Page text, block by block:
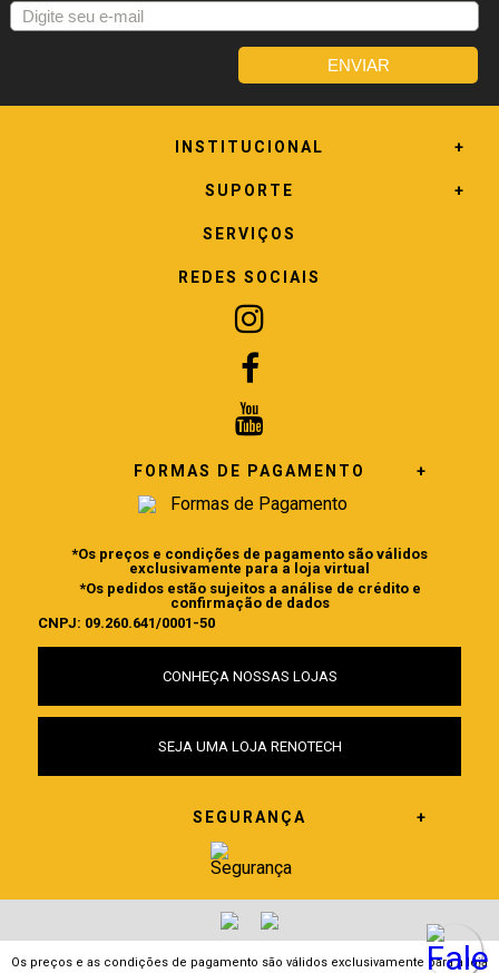
INSTITUCIONAL
SUPORTE
SERVIÇOS
REDES SOCIAIS
FORMAS DE PAGAMENTO
*Os preços e condições de pagamento são válidos
exclusivamente para a loja virtual
*Os pedidos estão sujeitos a análise de crédito e
confirmação de dados
CNPJ: 09.260.641/0001-50
CONHEÇA NOSSAS LOJAS
SEJA UMA LOJA RENOTECH
SEGURANÇA
Os preços e as condições de pagamento são válidos exclusivamente para a loja